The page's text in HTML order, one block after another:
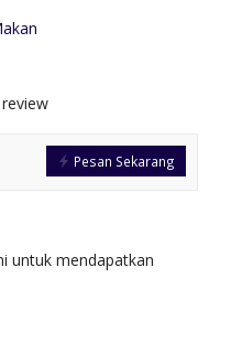
Pesan Sekarang
untuk mendapatkan